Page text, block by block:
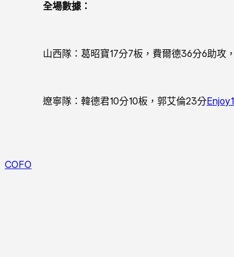
全場數據：
山西隊：葛昭寶17分7板，費爾德36分6助攻，
遼寧隊：韓德君10分10板，郭艾倫23分
COFO